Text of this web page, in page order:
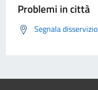
Problemi in città
Segnala disservizio